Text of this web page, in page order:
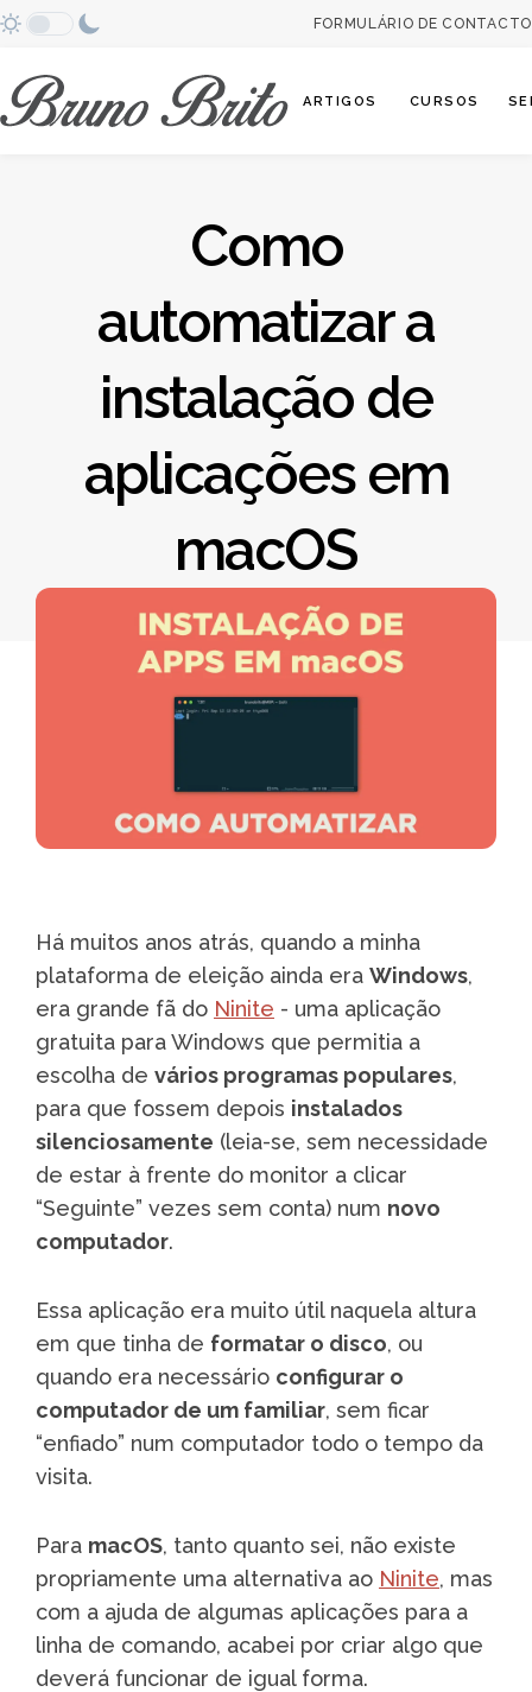
FORMULÁRIO DE CONTACTO
ARTIGOS Abrir
CURSOS
Como
automatizar a
instalação de
aplicações em
macOS
Há muitos anos atrás, quando a minha
plataforma de eleição ainda era Windows,
era grande fã do Ninite - uma aplicação
gratuita para Windows que permitia a
escolha de vários programas populares,
para que fossem depois instalados
silenciosamente (leia-se, sem necessidade
de estar à frente do monitor a clicar
“Seguinte” vezes sem conta) num novo
computador.
Essa aplicação era muito útil naquela altura
em que tinha de formatar o disco, ou
quando era necessário configurar o
computador de um familiar, sem ficar
“enfiado” num computador todo o tempo da
visita.
Para macOS, tanto quanto sei, não existe
propriamente uma alternativa ao Ninite, mas
com a ajuda de algumas aplicações para a
linha de comando, acabei por criar algo que
deverá funcionar de igual forma.